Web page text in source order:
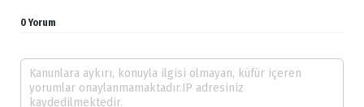
0 Yorum